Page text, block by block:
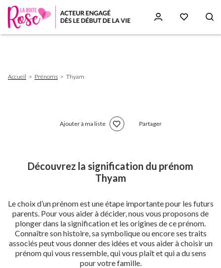
d'Ariane
Accueil Prénoms Thyam
Ajouter à ma liste Partager
Découvrez la signification du prénom
Thyam
Le choix d’un prénom est une étape importante pour les futurs
parents. Pour vous aider à décider, nous vous proposons de
plonger dans la signification et les origines de ce prénom.
Connaître son histoire, sa symbolique ou encore ses traits
associés peut vous donner des idées et vous aider à choisir un
prénom qui vous ressemble, qui vous plaît et qui a du sens
pour votre famille.